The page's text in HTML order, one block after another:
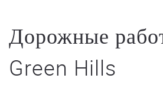
Дорожные
Green Hills